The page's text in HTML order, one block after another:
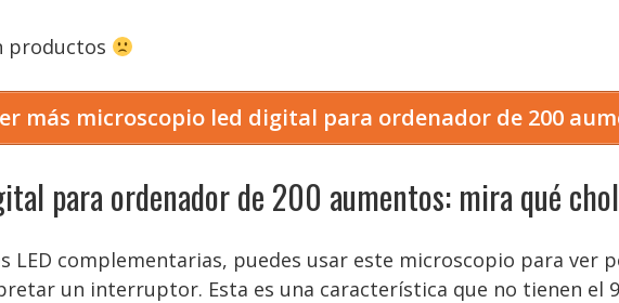
productos
más microscopio led digital para ordenador de 200
para ordenador de 200 aumentos: mira qué
LED complementarias, puedes usar este microscopio para
un interruptor. Esta es una característica que no tienen el